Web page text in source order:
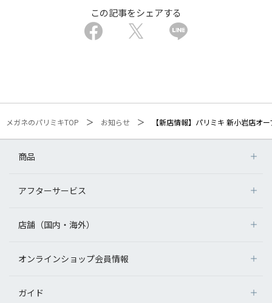
この記事をシェアする
メガネのパリミキTOP お知らせ 【新店情報】パリミキ 新小岩店オー
商品
アフターサービス
店舗（国内・海外）
オンラインショップ会員情報
ガイド